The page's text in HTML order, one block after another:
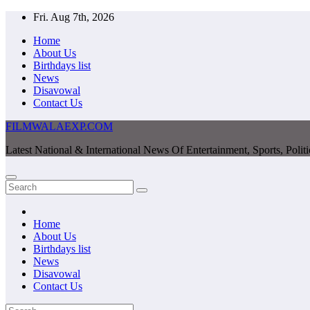
Skip
content
Fri. Aug 7th, 2026
Home
About Us
Birthdays list
News
Disavowal
Contact Us
FILMWALAEXP.COM
Latest National & International News Of Entertainment, Sports,
Home
About Us
Birthdays list
News
Disavowal
Contact Us